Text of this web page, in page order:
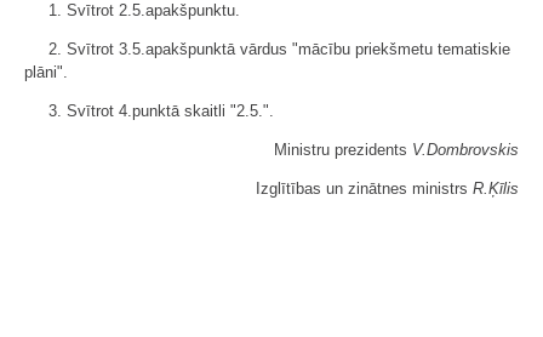
1. Svītrot 2.5.apakšpunktu.
2. Svītrot 3.5.apakšpunktā vārdus "mācību priekšmetu tematiskie
plāni".
3. Svītrot 4.punktā skaitli "2.5.".
Ministru prezidents V.Dombrovskis
Izglītības un zinātnes ministrs R.Ķīlis